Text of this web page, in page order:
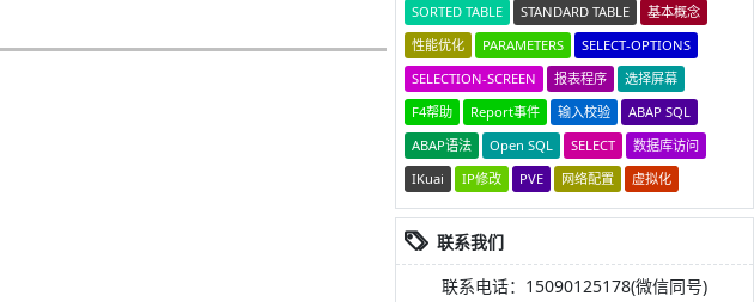
SORTED TABLE
STANDARD TABLE
基本概念
性能优化
PARAMETERS
SELECT-OPTIONS
SELECTION-SCREEN
报表程序
选择屏幕
F4帮助
Report事件 输入校验
ABAP SQL
ABAP语法
Open SQL SELECT
数据库访问
IKuai
IP修改 PVE 网络配置 虚拟化
联系我们
联系电话：15090125178(微信同号)